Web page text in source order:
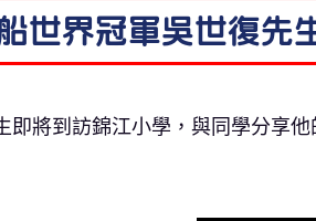
世界冠軍吳世復先
即將到訪錦江小學，與同學分享